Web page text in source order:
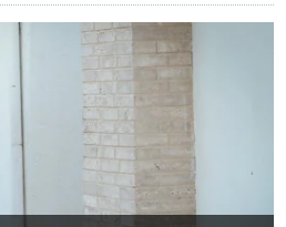
в течение многих
военного крыла
принял участие в
7-го октября.